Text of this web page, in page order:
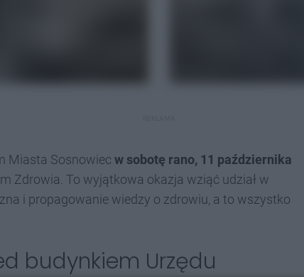
Miasta Sosnowiec w sobotę rano, 11 października
Zdrowia. To wyjątkowa okazja wziąć udział w
i propagowanie wiedzy o zdrowiu, a to wszystko
budynkiem Urzędu